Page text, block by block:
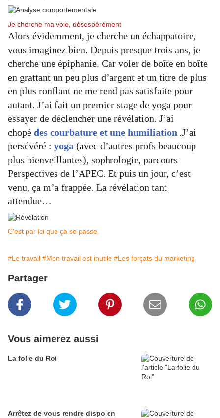
Je cherche ma voie, désespérément
Alors évidemment, je cherche un échappatoire,
vous imaginez bien. Depuis presque trois ans, je
cherche une épiphanie. Car voler de boîte en boîte
en grattant un peu plus d’argent et un titre de plus
en plus ronflant ne me rend pas satisfaite pour
autant. J’ai fait un premier stage de yoga pour
essayer de déclencher une révélation. J’ai
chopé des courbature et une humiliation .J’ai
persévéré : yoga (avec d’autres profs beaucoup
plus bienveillantes), sophrologie, parcours
Perspectives de l’APEC. Et puis un jour, c’est
venu, ça m’a frappée. La révélation tant
attendue…
C'est par ici que ça se passe.
#Le travail #Mon travail est inutile #Les forçats du marketing
Partager
Vous aimerez aussi
La folie du Roi
Arrêtez de vous rendre dispo en